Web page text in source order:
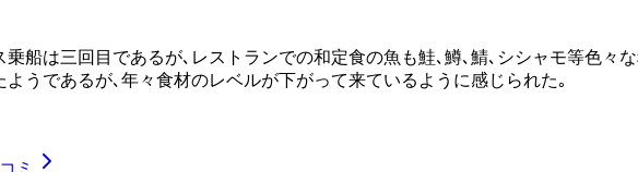
船は三回目であるが､レストランでの和定食の魚も鮭､鱒､鯖､シシャモ等色々
うであるが､年々食材のレベルが下がって来ているように感じられた｡
ミ